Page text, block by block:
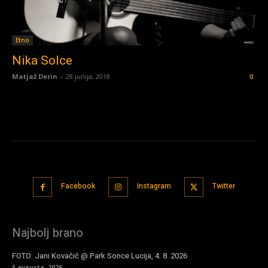
Etno
Nika Solce
Matjaž Derin - 28 junija, 2018 0
Facebook Instagram Twitter
Najbolj brano
FOTO: Jani Kovačič @ Park Sonce Lucija, 4. 8. 2026